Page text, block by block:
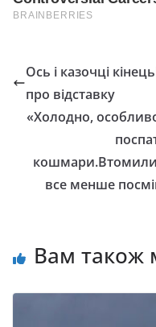
Ось і казочці
про відставку
«Холодно,
все менше
Вам також